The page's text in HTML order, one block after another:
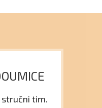
tim.